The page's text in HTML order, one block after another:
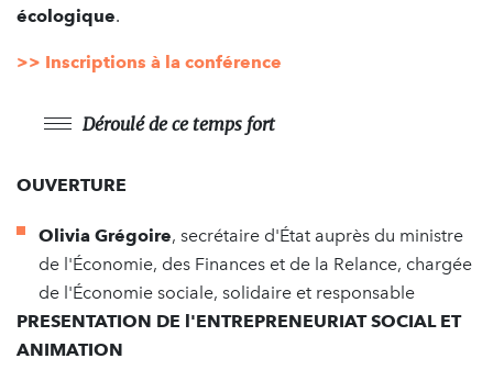
écologique.
>> Inscriptions à la conférence
Déroulé de ce temps fort
OUVERTURE
Olivia Grégoire, secrétaire d'État auprès du ministre
de l'Économie, des Finances et de la Relance, chargée
de l'Économie sociale, solidaire et responsable
PRESENTATION DE l'ENTREPRENEURIAT SOCIAL ET
ANIMATION